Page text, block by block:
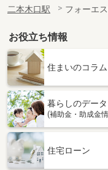
二本木口駅
フォーエ
お役立ち情報
住まいのコラム
暮らしのデータ
(補助金・助成金
住宅ローン